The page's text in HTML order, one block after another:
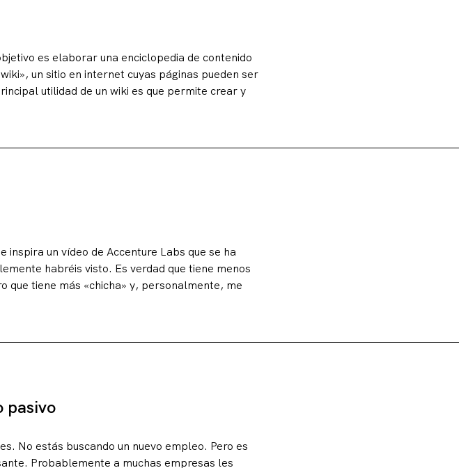
es elaborar una enciclopedia de contenido
un sitio en internet cuyas páginas pueden ser
utilidad de un wiki es que permite crear y
inspira un vídeo de Accenture Labs que se ha
habréis visto. Es verdad que tiene menos
que tiene más «chicha» y, personalmente, me
pasivo
No estás buscando un nuevo empleo. Pero es
Probablemente a muchas empresas les